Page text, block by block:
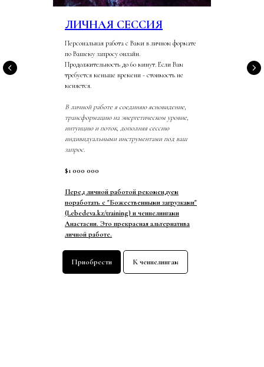
ЛИЧНАЯ СЕССИЯ
Персональная работа с Вами в личном формате
по Вашему запросу онлайн.
Продолжительность до 60 минут. Если Вам
требуется меньше времени - стоимость не
меняется.
В личной работе я соединяю ясновидение,
трансформацию на энергетическом уровне,
интуицию и поток, дополняя сессию
индивидуальными инструментами под ваш
запрос.
$1 000 000
Перед личной работой рекомендуем
поработать с "Божественными загрузками"
(Lebedeva.kz/training) и ченнелингами
Анастасии. Это прекрасная альтернатива
личной работе.
Приобрести К ченнелингам